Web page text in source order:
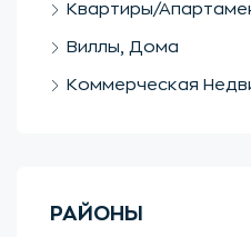
Квартиры/
Виллы, Дома
Коммерческая
РАЙОНЫ